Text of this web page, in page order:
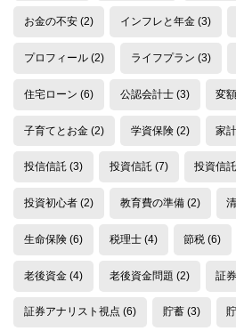
お金の不安(2) インフレと年金(3)
プロフィール(2) ライフプラン (3)
住宅ローン (6) 公認会計士(3) 変
子育てとお金(2) 学資保険(2) 家
投信信託(3) 投資信託(7) 投資信
投資初心者(2) 教育費の準備(2)
生命保険(6) 税理士(4) 節税 (6)
老後資金(4) 老後資金問題 (2) 証
証券アナリスト視点 (6) 貯蓄(3)